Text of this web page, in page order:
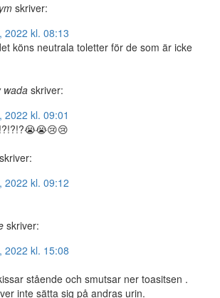
skriver:
2022 kl. 08:13
köns neutrala toletter för de som är icke
wadaskriver:
2022 kl. 09:01
skriver:
2022 kl. 09:12
skriver:
2022 kl. 15:08
stående och smutsar ner toasitsen .
inte sätta sig på andras urin.